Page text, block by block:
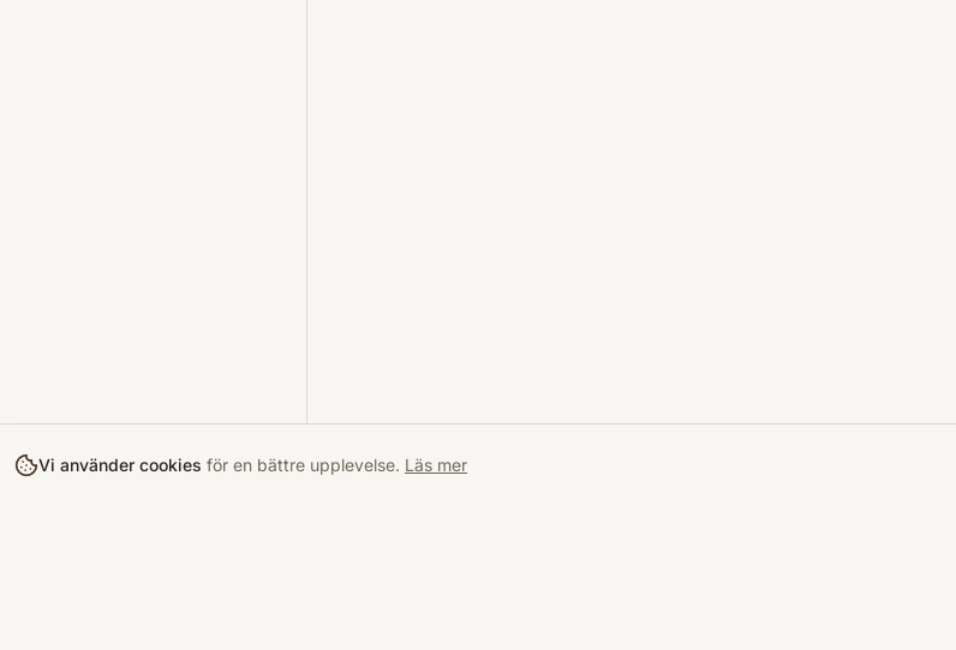
Vi använder cookies för en bättre upplevelse. Läs mer